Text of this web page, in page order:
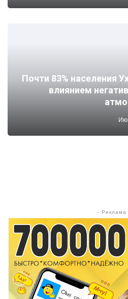
Почти 83% населения
влиянием
- Реклама